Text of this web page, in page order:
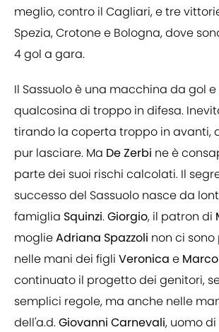
meglio, contro il Cagliari, e tre
Spezia, Crotone e Bologna, dove
4 gol a gara.
Il Sassuolo è una macchina da gol
qualcosina di troppo in difesa.
tirando la coperta troppo in avanti,
pur lasciare. Ma DeZerbi ne è
parte dei suoi rischi calcolati. Il
successo del Sassuolo nasce da
famiglia Squinzi.Giorgio, il patron di
moglieAdriana Spazzoli non ci sono
nelle mani dei figli Veronica e Marco
continuato il progetto dei genitori,
semplici regole, ma anche nelle
dell'a.d.Giovanni Carnevali, uomo